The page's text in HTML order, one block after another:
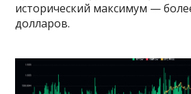
исторический максимум —
долларов.